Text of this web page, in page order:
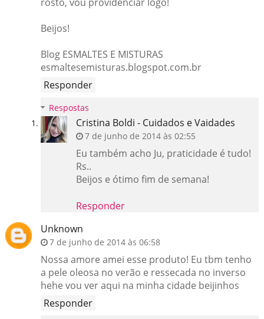
Beijos!
Blog ESMALTES E MISTURAS
esmaltesemisturas.blogspot.com.br
Responder
Respostas
Cristina Boldi - Cuidados e Vaidades
7 de junho de 2014 às 02:55
Eu também acho Ju, praticidade é tudo!
Rs..
Beijos e ótimo fim de semana!
Responder
Unknown
7 de junho de 2014 às 06:58
Nossa amore amei esse produto! Eu tbm tenho
a pele oleosa no verão e ressecada no inverso
hehe vou ver aqui na minha cidade beijinhos
Responder